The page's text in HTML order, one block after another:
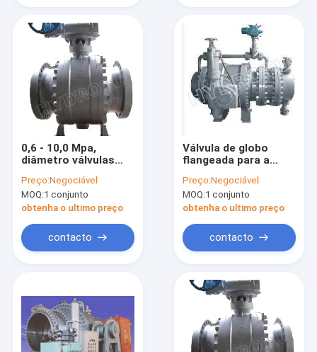
Produtos
Sobre nós
0,6 - 10,0 Mpa,
diâmetro válvulas
1000 milímetros,
válvula de bola,
flangearam válvula
controlo do motor
Preço:Negociável
MOQ:1 conjunto
obtenha o ultimo preço
contacto
Válvula de globo
flangeada para a
alto
Preço:Negociável
MOQ:1 conjunto
obtenha o ultimo preço
contacto